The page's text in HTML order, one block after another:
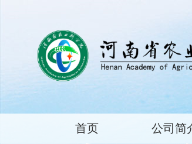
首页 公司简